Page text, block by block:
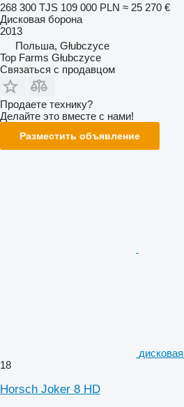
268 300 TJS 109 000 PLN ≈ 25 270 €
Дисковая борона
2013
Польша, Głubczyce
Top Farms Głubczyce
Связаться с продавцом
Продаете технику?
Делайте это вместе с нами!
Разместить объявление
18
Horsch Joker 8 HD